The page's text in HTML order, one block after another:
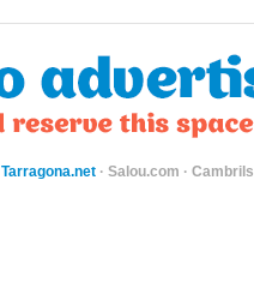
Tarragona.net · Salou.com ·